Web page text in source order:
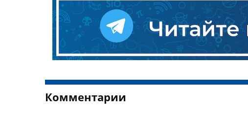
Комментарии